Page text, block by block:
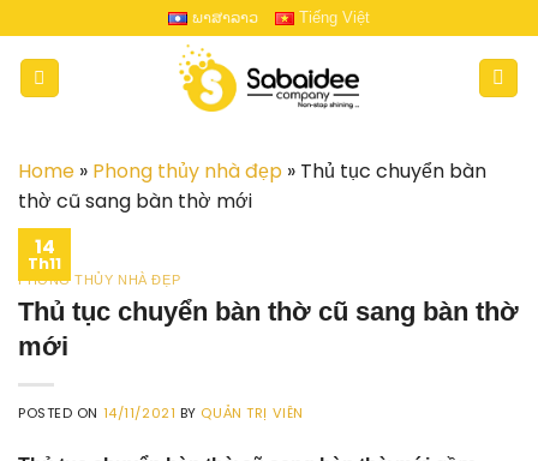
to
content
ພາສາລາວ Tiếng Việt
Home » Phong thủy nhà đẹp » Thủ tục chuyển bàn
thờ cũ sang bàn thờ mới
14
Th11
PHONG THỦY NHÀ ĐẸP
Thủ tục chuyển bàn thờ cũ sang bàn thờ
mới
POSTED ON 14/11/2021 BY QUẢN TRỊ VIÊN